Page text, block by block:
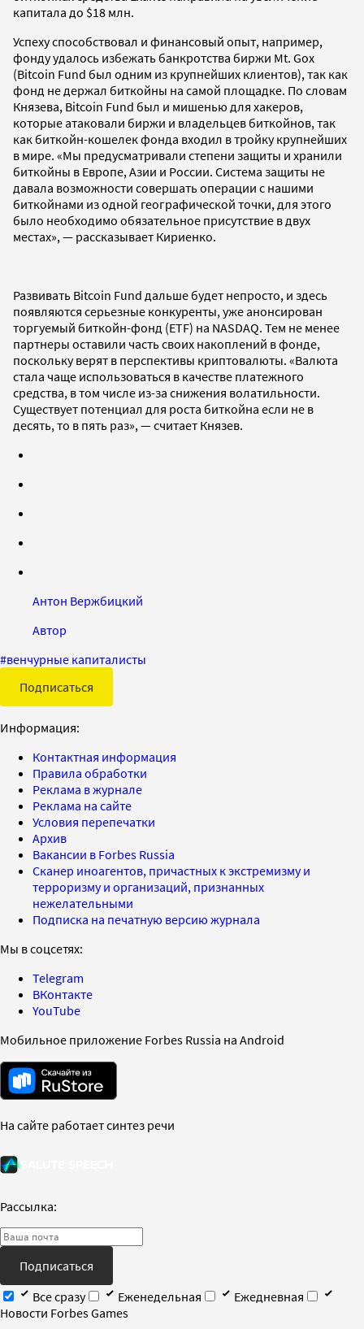
капитала до $18 млн.
Успеху способствовал и финансовый опыт, например,
фонду удалось избежать банкротства биржи Mt. Gox
(Bitcoin Fund был одним из крупнейших клиентов), так как
фонд не держал биткойны на самой площадке. По словам
Князева, Bitcoin Fund был и мишенью для хакеров,
которые атаковали биржи и владельцев биткойнов, так
как биткойн-кошелек фонда входил в тройку крупнейших
в мире. «Мы предусматривали степени защиты и хранили
биткойны в Европе, Азии и России. Система защиты не
давала возможности совершать операции с нашими
биткойнами из одной географической точки, для этого
было необходимо обязательное присутствие в двух
местах», — рассказывает Кириенко.
Развивать Bitcoin Fund дальше будет непросто, и здесь
появляются серьезные конкуренты, уже анонсирован
торгуемый биткойн-фонд (ETF) на NASDAQ. Тем не менее
партнеры оставили часть своих накоплений в фонде,
поскольку верят в перспективы криптовалюты. «Валюта
стала чаще использоваться в качестве платежного
средства, в том числе из-за снижения волатильности.
Существует потенциал для роста биткойна если не в
десять, то в пять раз», — считает Князев.
Антон Вержбицкий
Автор
#венчурные капиталисты
Подписаться
Информация:
Контактная информация
Правила обработки
Реклама в журнале
Реклама на сайте
Условия перепечатки
Архив
Вакансии в Forbes Russia
Сканер иноагентов, причастных к экстремизму и
терроризму и организаций, признанных
нежелательными
Подписка на печатную версию журнала
Мы в соцсетях:
Telegram
ВКонтакте
YouTube
Мобильное приложение Forbes Russia на Android
На сайте работает синтез речи
Рассылка:
Подписаться
Все сразу
Еженедельная
Ежедневная
Новости Forbes Games